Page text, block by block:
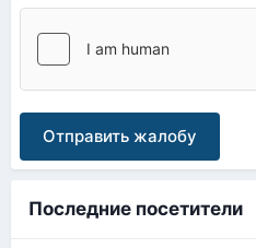
Отправить жалобу
Последние посетители